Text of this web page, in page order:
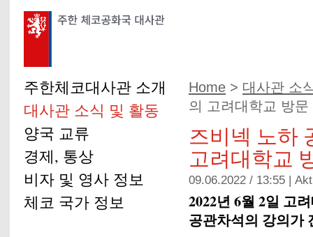
Home > 대사관 소
의 고려대학교 방문
즈비넥 노하
고려대학교
09.06.2022 / 13:55 |
2022년 6월 2일 고
공관차석의 강의가
주한체코대사관 소개
대사관 소식 및 활동
양국 교류
경제, 통상
비자 및 영사 정보
체코 국가 정보